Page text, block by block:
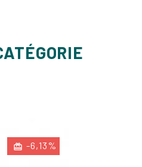
-6,13%